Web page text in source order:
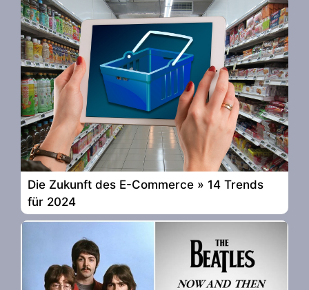
Die Zukunft des E-Commerce » 14 Trends
für 2024